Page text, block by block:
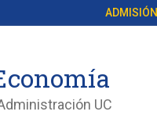
ADMISIÓN
UC